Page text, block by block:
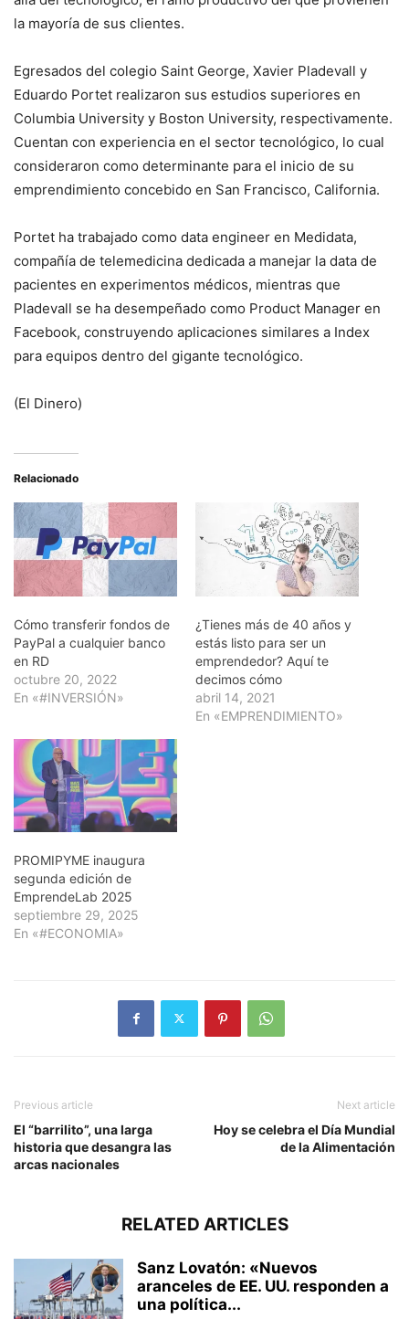
la mayoría de sus clientes.
Egresados del colegio Saint George, Xavier Pladevall y
Eduardo Portet realizaron sus estudios superiores en
Columbia University y Boston University, respectivamente.
Cuentan con experiencia en el sector tecnológico, lo cual
consideraron como determinante para el inicio de su
emprendimiento concebido en San Francisco, California.
Portet ha trabajado como data engineer en Medidata,
compañía de telemedicina dedicada a manejar la data de
pacientes en experimentos médicos, mientras que
Pladevall se ha desempeñado como Product Manager en
Facebook, construyendo aplicaciones similares a Index
para equipos dentro del gigante tecnológico.
(El Dinero)
Relacionado
Cómo transferir fondos de
PayPal a cualquier banco
en RD
octubre 20, 2022
En «#INVERSIÓN»
¿Tienes más de 40 años y
estás listo para ser un
emprendedor? Aquí te
decimos cómo
abril 14, 2021
En «EMPRENDIMIENTO»
PROMIPYME inaugura
segunda edición de
EmprendeLab 2025
septiembre 29, 2025
En «#ECONOMIA»
Previous article
El “barrilito”, una larga
historia que desangra las
arcas nacionales
Next article
Hoy se celebra el Día Mundial
de la Alimentación
RELATED ARTICLES
Sanz Lovatón: «Nuevos
aranceles de EE. UU. responden a
una política...